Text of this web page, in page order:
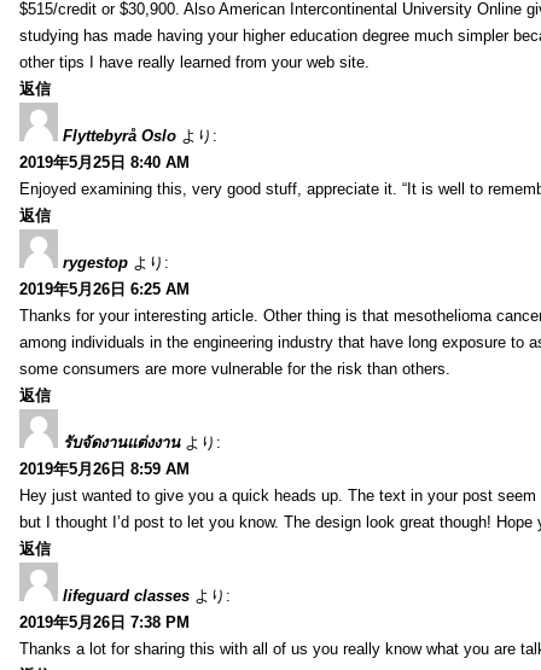
$515/credit or $30,900. Also American Intercontinental University Online
studying has made having your higher education degree much simpler
other tips I have really learned from your web site.
返信
Flyttebyrå Oslo より:
2019年5月25日 8:40 AM
Enjoyed examining this, very good stuff, appreciate it. “It is well to
返信
rygestop より:
2019年5月26日 6:25 AM
Thanks for your interesting article. Other thing is that mesothelioma
among individuals in the engineering industry that have long exposure
some consumers are more vulnerable for the risk than others.
返信
รับจัดงานแต่งงาน より:
2019年5月26日 8:59 AM
Hey just wanted to give you a quick heads up. The text in your post
but I thought I’d post to let you know. The design look great though!
返信
lifeguard classes より:
2019年5月26日 7:38 PM
Thanks a lot for sharing this with all of us you really know what you are